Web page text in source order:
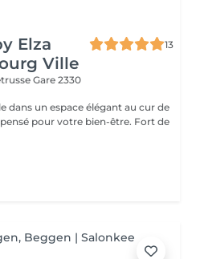
Elza
Ville
13
Gare 2330
dans un espace élégant au cur de
pour votre bien-être. Fort de